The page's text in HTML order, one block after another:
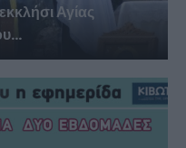
Αγίας